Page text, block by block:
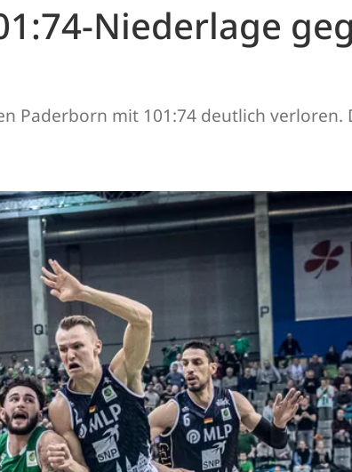
Niederlage
Paderborn mit 101:74 deutlich verloren.